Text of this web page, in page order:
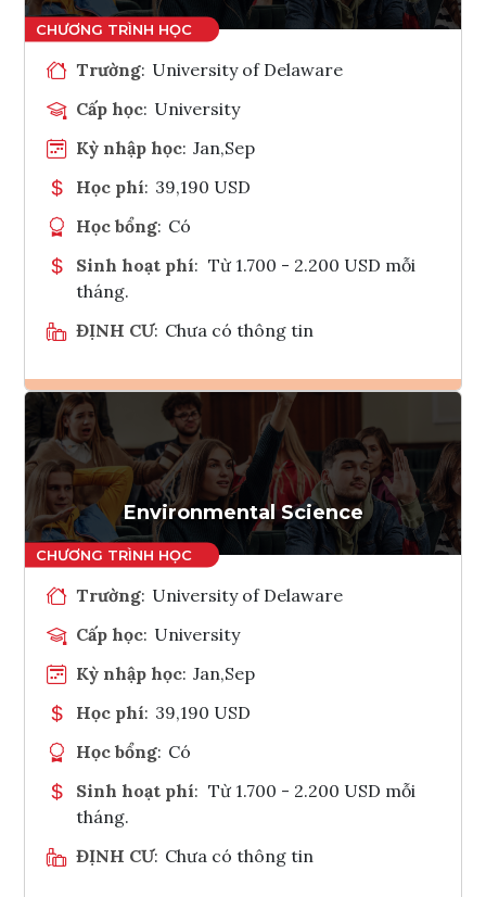
Trường: University of Delaware
Cấp học: University
Kỳ nhập học: Jan,Sep
Học phí: 39,190 USD
Học bổng: Có
Sinh hoạt phí: Từ 1.700 - 2.200 USD mỗi
tháng.
ĐỊNH CƯ: Chưa có thông tin
Ghi danh
Tham vấn Interlink
Environmental Science
Trường: University of Delaware
Cấp học: University
Kỳ nhập học: Jan,Sep
Học phí: 39,190 USD
Học bổng: Có
Sinh hoạt phí: Từ 1.700 - 2.200 USD mỗi
tháng.
ĐỊNH CƯ: Chưa có thông tin